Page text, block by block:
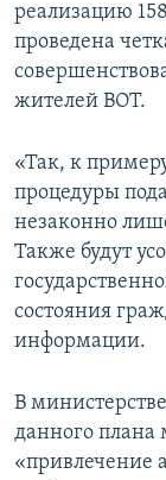
реализацию
проведена
жителей ВОТ.
«Так, к
процедуры
незаконно
Также будут
состояния
информации.
В
данного плана
«привлечение